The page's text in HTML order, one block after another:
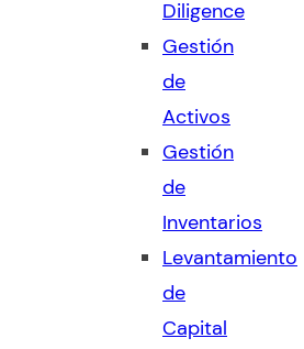
Diligence
Gestión
de
Activos
Gestión
de
Inventarios
Levantamiento
de
Capital